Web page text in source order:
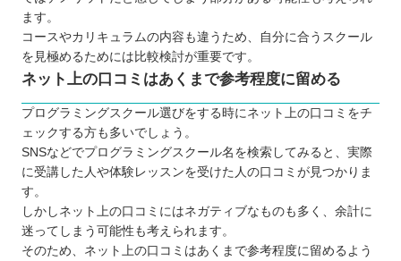
ます。
コースやカリキュラムの内容も違うため、自分に合うスクール
を見極めるためには比較検討が重要です。
ネット上の口コミはあくまで参考程度に留める
プログラミングスクール選びをする時にネット上の口コミをチ
ェックする方も多いでしょう。
SNSなどでプログラミングスクール名を検索してみると、実際
に受講した人や体験レッスンを受けた人の口コミが見つかりま
す。
しかしネット上の口コミにはネガティブなものも多く、余計に
迷ってしまう可能性も考えられます。
そのため、ネット上の口コミはあくまで参考程度に留めるよう